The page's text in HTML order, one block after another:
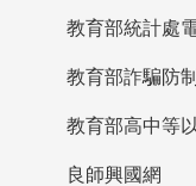
教育部詐騙防
良師興國網